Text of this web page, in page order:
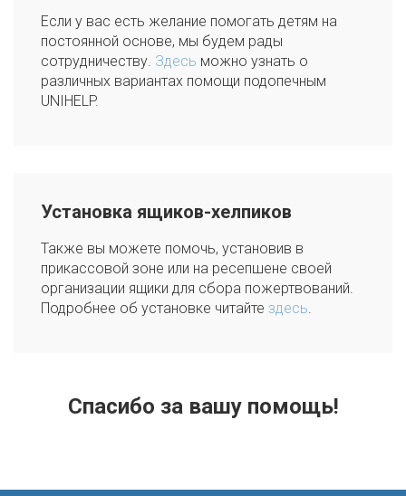
Если у вас есть желание помогать детям на
постоянной основе, мы будем рады
сотрудничеству. Здесь можно узнать о
различных вариантах помощи подопечным
UNIHELP.
Установка ящиков-хелпиков
Также вы можете помочь, установив в
прикассовой зоне или на ресепшене своей
организации ящики для сбора пожертвований.
Подробнее об установке читайте здесь.
Спасибо за вашу помощь!